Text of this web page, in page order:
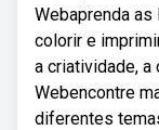
Webaprenda
colorir e
a criatividade, a
Webencontre
diferentes